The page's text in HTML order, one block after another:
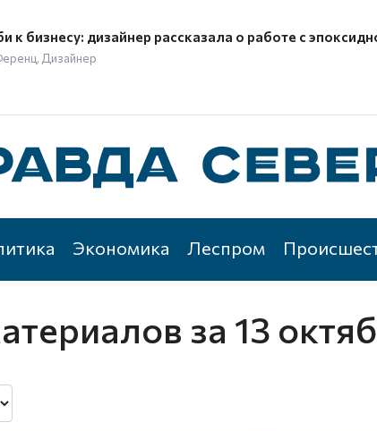
к бизнесу: дизайнер рассказала о работе с
Дизайнер
Экономика Леспром
за 13